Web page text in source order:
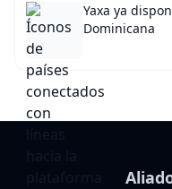
Yaxa ya
Dominicana